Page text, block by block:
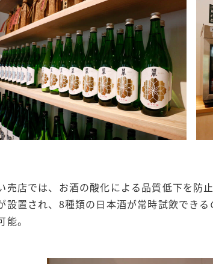
売店では、お酒の酸化による品質低下を防
設置され、8種類の日本酒が常時試飲でき
能。